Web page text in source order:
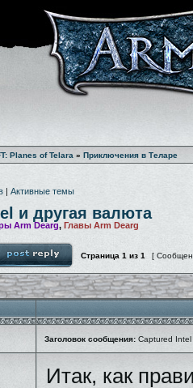
Planes of Telara » Приключения в Теларе
| Активные темы
и другая валюта
Arm Dearg, Главы Arm Dearg
Страница 1 из 1 [
Заголовок сообщения: Captured
Итак, как